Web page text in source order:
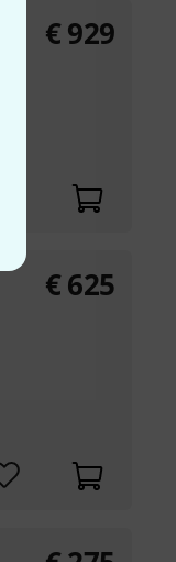
€929
€625